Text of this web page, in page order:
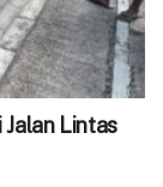
Lintas